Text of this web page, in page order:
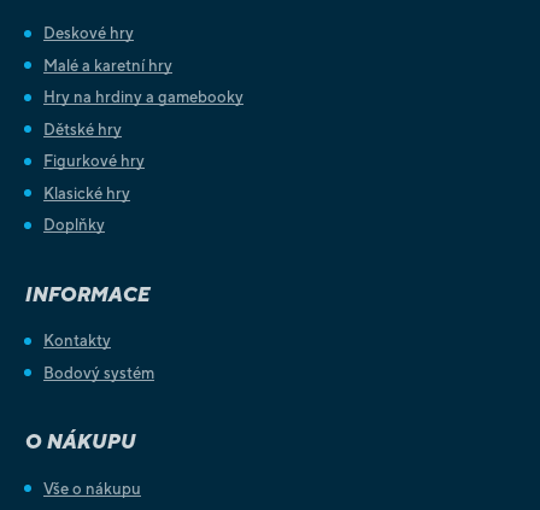
Deskové hry
Malé a karetní hry
Hry na hrdiny a gamebooky
Dětské hry
Figurkové hry
Klasické hry
Doplňky
INFORMACE
Kontakty
Bodový systém
O NÁKUPU
Vše o nákupu